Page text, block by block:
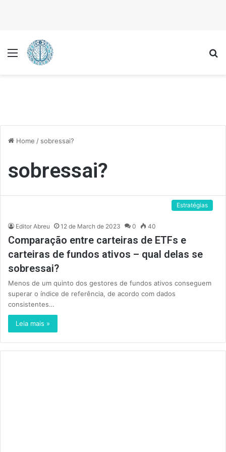
Menu
Home / sobressai?
sobressai?
Estratégias
Editor Abreu 12 de March de 2023 0 40
Comparação entre carteiras de ETFs e
carteiras de fundos ativos – qual delas se
sobressai?
Menos de um quinto dos gestores de fundos ativos conseguem
superar o índice de referência, de acordo com dados
consistentes…
Leia mais »